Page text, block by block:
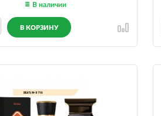
В наличии
В КОРЗИНУ